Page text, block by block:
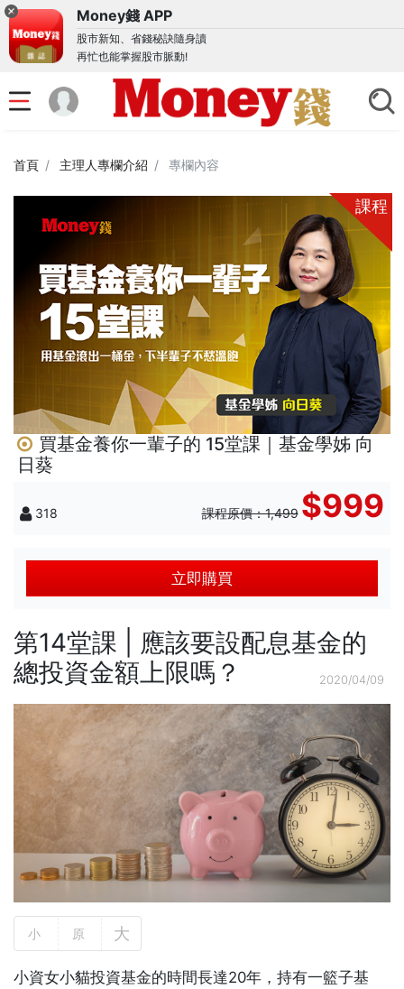
Money錢 APP
股市新知、省錢秘訣隨身讀
再忙也能掌握股市脈動!
首頁 主理人專欄介紹 專欄內容
買基金養你一輩子的 15堂課｜基金學姊 向
日葵
課程
318 課程原價：1,499 $999
立即購買
第14堂課 | 應該要設配息基金的
總投資金額上限嗎？
2020/04/09
小 原 大
小資女小貓投資基金的時間長達20年，持有一籃子基